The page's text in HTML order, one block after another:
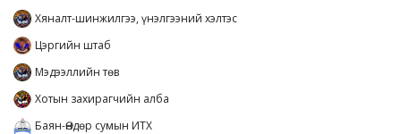
Хяналт-шинжилгээ, үнэлгээний хэлтэс
Цэргийн штаб
Мэдээллийн төв
Хотын захирагчийн алба
Баян-Өндөр сумын ИТХ